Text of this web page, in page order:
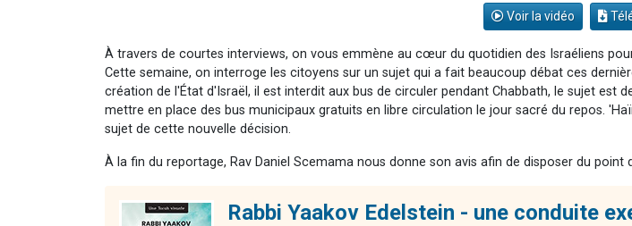
Voir la vidéo
À travers de courtes interviews, on vous emmène au cœur du quotidien des Israéliens
Cette semaine, on interroge les citoyens sur un sujet qui a fait beaucoup débat ces
création de l'État d'Israël, il est interdit aux bus de circuler pendant Chabbath, le sujet est
mettre en place des bus municipaux gratuits en libre circulation le jour sacré du repos.
sujet de cette nouvelle décision.
À la fin du reportage, Rav Daniel Scemama nous donne son avis afin de disposer du point
Rabbi Yaakov Edelstein - une conduite